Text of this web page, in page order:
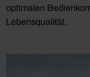
optimalen
Lebensqualität.